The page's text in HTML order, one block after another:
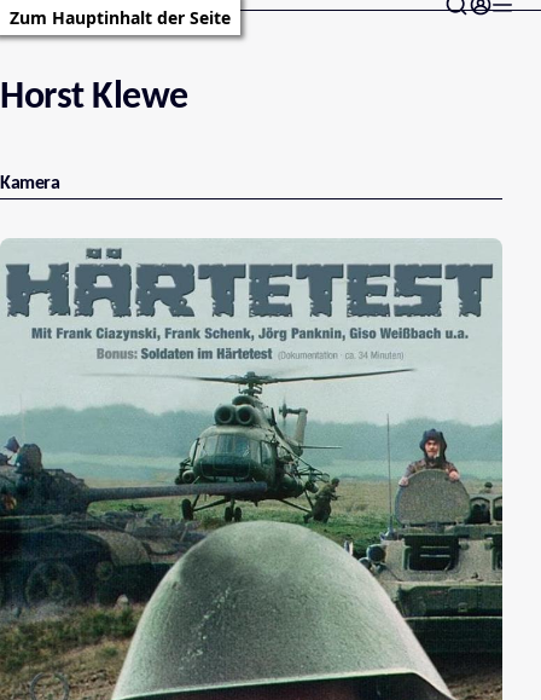
Zum Hauptinhalt der Seite
Horst Klewe
Kamera